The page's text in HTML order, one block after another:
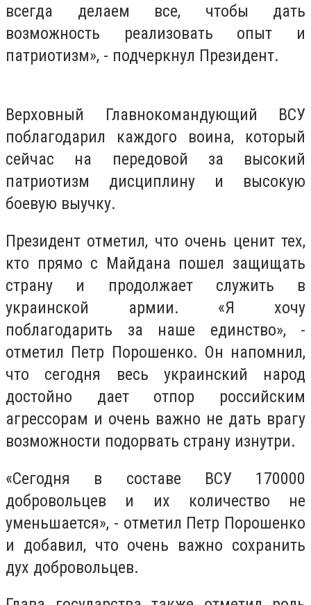
всегда делаем все, чтобы дать
возможность реализовать опыт и
патриотизм», - подчеркнул Президент.
Верховный Главнокомандующий ВСУ
поблагодарил каждого воина, который
сейчас на передовой за высокий
патриотизм дисциплину и высокую
боевую выучку.
Президент отметил, что очень ценит тех,
кто прямо с Майдана пошел защищать
страну и продолжает служить в
украинской армии. «Я хочу
поблагодарить за наше единство», -
отметил Петр Порошенко. Он напомнил,
что сегодня весь украинский народ
достойно дает отпор российским
агрессорам и очень важно не дать врагу
возможности подорвать страну изнутри.
«Сегодня в составе ВСУ 170000
добровольцев и их количество не
уменьшается», - отметил Петр Порошенко
и добавил, что очень важно сохранить
дух добровольцев.